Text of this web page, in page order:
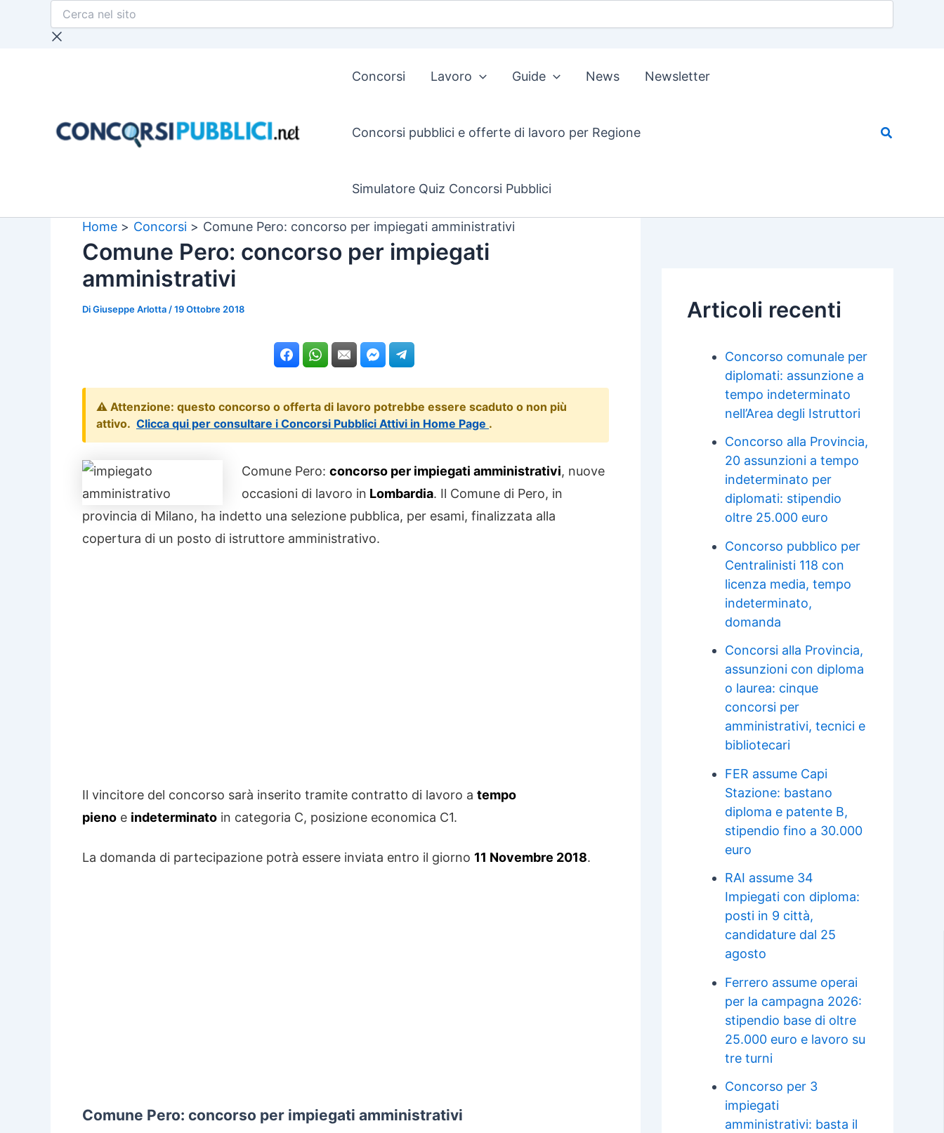
Cerca
sito
Concorsi Lavoro Guide News Newsletter
Concorsi pubblici e offerte di lavoro per Regione
Simulatore Quiz Concorsi Pubblici
Home Concorsi Comune Pero: concorso per impiegati amministrativi
Comune Pero: concorso per impiegati
amministrativi
DiGiuseppe Arlotta /19 Ottobre 2018
⚠️ Attenzione: questo concorso o offerta di lavoro potrebbe essere scaduto o non più
attivo. Clicca qui per consultare i Concorsi Pubblici Attivi in Home Page .
Comune Pero: concorso per impiegati amministrativi, nuove
occasioni di lavoro in Lombardia. Il Comune di Pero, in
provincia di Milano, ha indetto una selezione pubblica, per esami, finalizzata alla
copertura di un posto di istruttore amministrativo.
Il vincitore del concorso sarà inserito tramite contratto di lavoro a tempo
pieno e indeterminato in categoria C, posizione economica C1.
La domanda di partecipazione potrà essere inviata entro il giorno 11 Novembre 2018.
Comune Pero: concorso per impiegati amministrativi
Articoli recenti
Concorso comunale per
diplomati: assunzione a
tempo indeterminato
nell’Area degli Istruttori
Concorso alla Provincia,
20 assunzioni a tempo
indeterminato per
diplomati: stipendio
oltre 25.000 euro
Concorso pubblico per
Centralinisti 118 con
licenza media, tempo
indeterminato,
domanda
Concorsi alla Provincia,
assunzioni con diploma
o laurea: cinque
concorsi per
amministrativi, tecnici e
bibliotecari
FER assume Capi
Stazione: bastano
diploma e patente B,
stipendio fino a 30.000
euro
RAI assume 34
Impiegati con diploma:
posti in 9 città,
candidature dal 25
agosto
Ferrero assume operai
per la campagna 2026:
stipendio base di oltre
25.000 euro e lavoro su
tre turni
Concorso per 3
impiegati
amministrativi: basta il